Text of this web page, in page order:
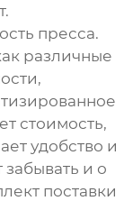
пресса.
различные
стоимость,
удобство и
и о
поставки